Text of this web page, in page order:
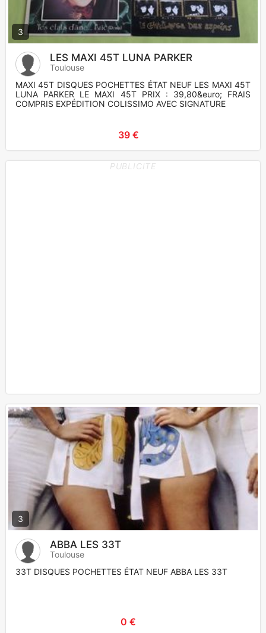
3
LES MAXI 45T LUNA PARKER
Toulouse
MAXI 45T DISQUES POCHETTES ÉTAT NEUF LES MAXI 45T
LUNA PARKER LE MAXI 45T PRIX : 39,80&euro; FRAIS
COMPRIS EXPÉDITION COLISSIMO AVEC SIGNATURE
39 €
PUBLICITE
3
ABBA LES 33T
Toulouse
33T DISQUES POCHETTES ÉTAT NEUF ABBA LES 33T
0 €